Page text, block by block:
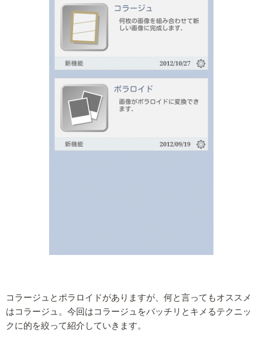
コラージュとポラロイドがありますが、何と言ってもオススメ
はコラージュ。今回はコラージュをバッチリとキメるテクニッ
クに的を絞って紹介していきます。